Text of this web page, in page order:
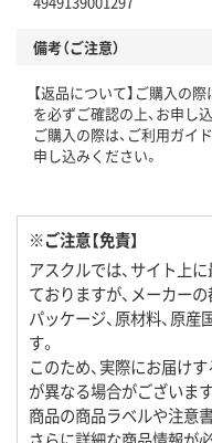
備考（ご注意）
【返品について】ご購入の際
を必ずご確認の上、お申し
ご購入の際は、ご利用ガイド
申し込みください。
※ご注意【免責】
アスクルでは、サイト上
ておりますが、メーカーの
パッケージ、原材料、原
す。
このため、実際にお届け
が異なる場合がございま
商品の商品ラベルや注意